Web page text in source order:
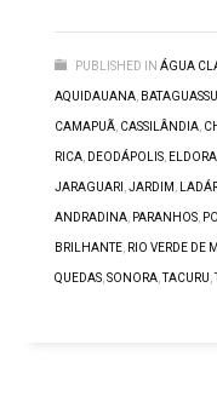
PUBLISHED IN ÁGUA
AQUIDAUANA BATAGUASSU
CAMAPUÃ CASSILÂNDIA
RICA DEODÁPOLIS
JARAGUARI JARDIM
ANDRADINA PARANHOS
BRILHANTE RIO VERDE DE
QUEDAS SONORA ,TACURU ,